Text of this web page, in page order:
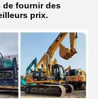
fournir des
prix.